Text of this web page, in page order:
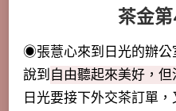
茶金
◉張薏心來到日光的辦公
說到自由聽起來美好，
日光要接下外交茶訂單